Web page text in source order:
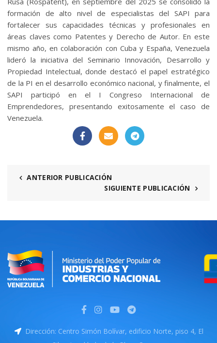
formación de alto nivel de especialistas del SAPI para
fortalecer sus capacidades técnicas y profesionales en
áreas claves como Patentes y Derecho de Autor. En este
mismo año, en colaboración con Cuba y España, Venezuela
lideró la iniciativa del Seminario Innovación, Desarrollo y
Propiedad Intelectual, donde destacó el papel estratégico
de la PI en el desarrollo económico nacional, y finalmente, el
SAPI participó en el I Congreso Internacional de
Emprendedores, presentando exitosamente el caso de
Venezuela.
ANTERIOR PUBLICACIÓN
SIGUIENTE PUBLICACIÓN
Dirección: Centro Simón Bolívar, edificio Norte, piso 4, El